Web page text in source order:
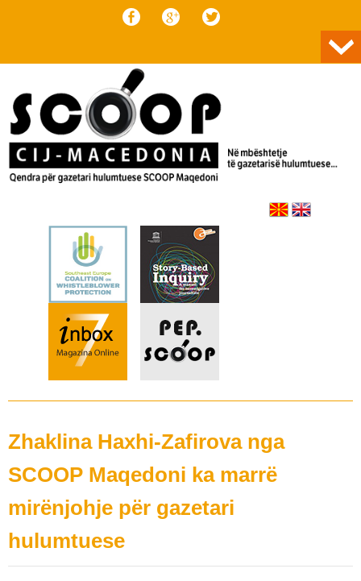
Zhaklina Haxhi-Zafirova nga
SCOOP Maqedoni ka marrë
mirënjohje për gazetari
hulumtuese